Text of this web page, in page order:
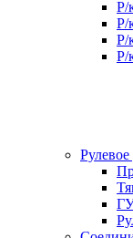
Р/
Р/
Р/
Р/